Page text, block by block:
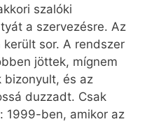
szalóki
a szervezésre. Az
sor. A rendszer
jöttek, mígnem
bizonyult, és az
duzzadt. Csak
1999-ben, amikor az